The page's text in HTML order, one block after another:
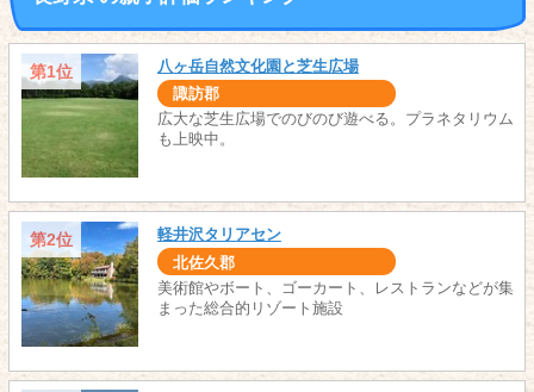
第1位 八ヶ岳自然文化園と芝生広場
諏訪郡
広大な芝生広場でのびのび遊べる。プラネタリウム
も上映中。
第2位 軽井沢タリアセン
北佐久郡
美術館やボート、ゴーカート、レストランなどが集
まった総合的リゾート施設